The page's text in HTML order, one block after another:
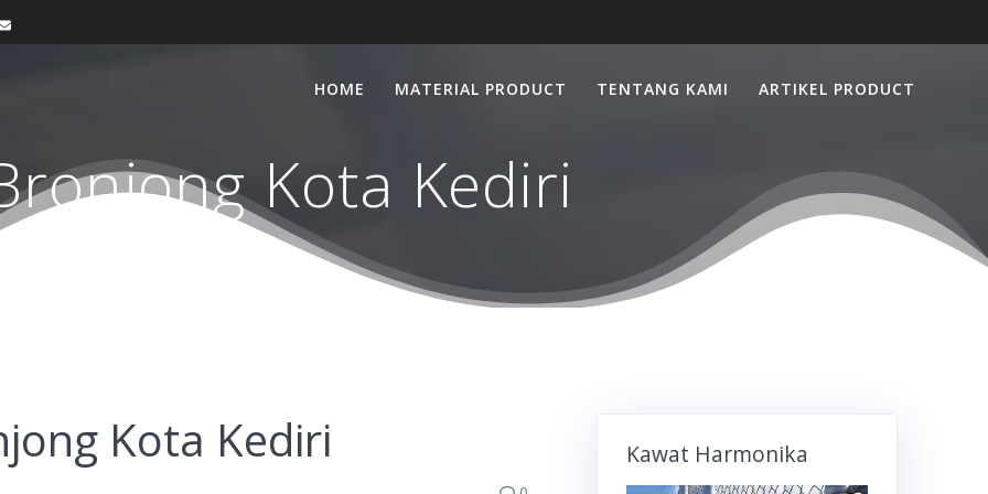
HOME MATERIAL PRODUCT TENTANG KAMI ARTIKEL PRODUCT
Kota Kediri
Kota Kediri Kawat Harmonika